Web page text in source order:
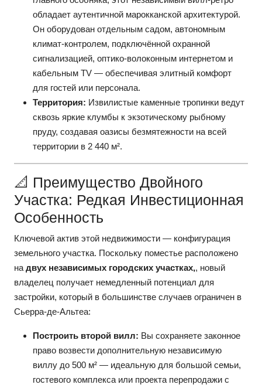
обладает аутентичной марокканской архитектурой.
Он оборудован отдельным садом, автономным
климат-контролем, подключённой охранной
сигнализацией, оптико-волоконным интернетом и
кабельным TV — обеспечивая элитный комфорт
для гостей или персонала.
Территория: Извилистые каменные тропинки ведут
сквозь яркие клумбы к экзотическому рыбному
пруду, создавая оазисы безмятежности на всей
территории в 2 440 м².
📐 Преимущество Двойного
Участка: Редкая Инвестиционная
Особенность
Ключевой актив этой недвижимости — конфигурация
земельного участка. Поскольку поместье расположено
на двух независимых городских участках,, новый
владелец получает немедленный потенциал для
застройки, который в большинстве случаев ограничен в
Сьерра-де-Альтеа:
Построить второй вилл: Вы сохраняете законное
право возвести дополнительную независимую
виллу до 500 м² — идеальную для большой семьи,
гостевого комплекса или проекта перепродажи с